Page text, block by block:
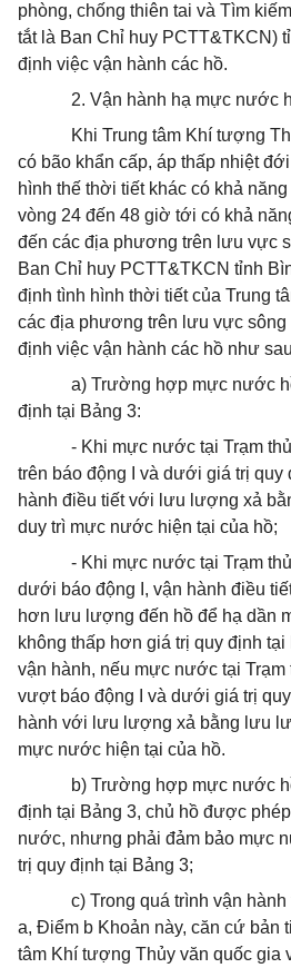
phòng, chống thiên tai và Tìm
tắt là Ban Chỉ huy PCTT&TKCN)
định việc vận hành các hồ.
2. Vận hành hạ mực nước
Khi Trung tâm Khí tượng
có bão khẩn cấp, áp thấp nhiệt
hình thế thời tiết khác có khả
vòng 24 đến 48 giờ tới có khả
đến các địa phương trên lưu vực
Ban Chỉ huy PCTT&TKCN tỉnh
định tình hình thời tiết của Trung
các địa phương trên lưu vực sông
định việc vận hành các hồ như
a) Trường hợp mực nước
định tại Bảng 3:
- Khi mực nước tại Trạm
trên báo động I và dưới giá trị quy
hành điều tiết với lưu lượng xả
duy trì mực nước hiện tại của hồ;
- Khi mực nước tại Trạm
dưới báo động I, vận hành điều
hơn lưu lượng đến hồ để hạ dần
không thấp hơn giá trị quy định
vận hành, nếu mực nước tại
vượt báo động I và dưới giá trị
hành với lưu lượng xả bằng lưu
mực nước hiện tại của hồ.
b) Trường hợp mực nước
định tại Bảng 3, chủ hồ được
nước, nhưng phải đảm bảo mực
trị quy định tại Bảng 3;
c) Trong quá trình vận
a, Điểm b Khoản này, căn cứ bản
tâm Khí tượng Thủy văn quốc gia